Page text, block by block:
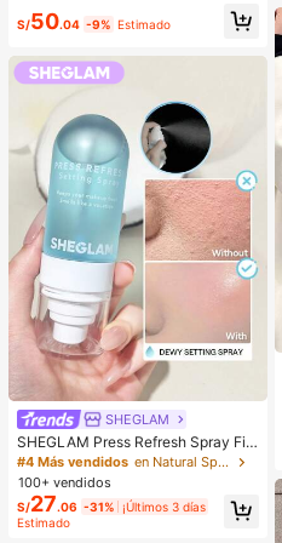
ano
S/50.04 -9% Estimado
SHEGLAM
SHEGLAM Press Refresh Spray Fija
dor Marca De Belleza CosméTica
Maquillaje Para Mujeres Y NiñAs
#4 Más vendidos
en Natural Spray fijador
100+ vendidos
S/27.06 -31% ¡Últimos 3 días
Estimado